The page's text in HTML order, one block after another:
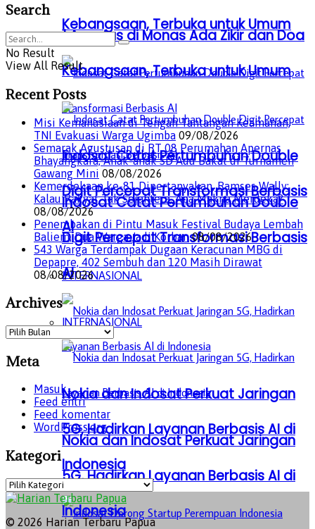
Kebangsaan, Terbuka untuk Umum
Indosat Catat Pertumbuhan Double
Digit Percepat Transformasi Berbasis
AI
INTERNASIONAL
Nokia dan Indosat Perkuat Jaringan
5G, Hadirkan Layanan Berbasis AI di
Indonesia
1 Agustus di Monas Ada Zikir dan Doa
Kebangsaan, Terbuka untuk Umum
Indosat Catat Pertumbuhan Double
Digit Percepat Transformasi Berbasis
AI
INTERNASIONAL
Nokia dan Indosat Perkuat Jaringan
5G, Hadirkan Layanan Berbasis AI di
Indonesia
Search
No Result
View All Result
Recent Posts
Misi Kemanusiaan di Tengah Tantangan Keamanan,
TNI Evakuasi Warga Ugimba 09/08/2026
Semarak Agustusan di RT 08 Perumahan Apernas
Bhayangkara, Anak-anak SD Adu Bakat di Turnamen
Gawang Mini 08/08/2026
Kemerdekaan ke-81 Dipertanyakan, Ramses Wally:
Kalau Rakyat Tak Sejahtera, Apa Makna Merdeka?
08/08/2026
Penembakan di Pintu Masuk Festival Budaya Lembah
Baliem, Dua Warga Jadi Korban 08/08/2026
543 Warga Terdampak Dugaan Keracunan MBG di
Depapre, 402 Sembuh dan 120 Masih Dirawat
08/08/2026
Archives
Archives
Meta
Masuk
Feed entri
Feed komentar
WordPress.org
Kategori
Kategori
© 2026 Harian Terbaru Papua